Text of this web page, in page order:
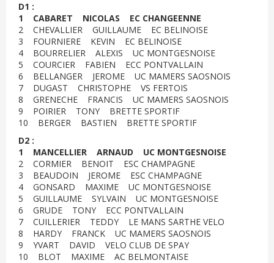
D1 :
1 CABARET NICOLAS EC CHANGEENNE
2 CHEVALLIER GUILLAUME EC BELINOISE
3 FOURNIERE KEVIN EC BELINOISE
4 BOURRELIER ALEXIS UC MONTGESNOISE
5 COURCIER FABIEN ECC PONTVALLAIN
6 BELLANGER JEROME UC MAMERS SAOSNOIS
7 DUGAST CHRISTOPHE VS FERTOIS
8 GRENECHE FRANCIS UC MAMERS SAOSNOIS
9 POIRIER TONY BRETTE SPORTIF
10 BERGER BASTIEN BRETTE SPORTIF
D2 :
1 MANCELLIER ARNAUD UC MONTGESNOISE
2 CORMIER BENOIT ESC CHAMPAGNE
3 BEAUDOIN JEROME ESC CHAMPAGNE
4 GONSARD MAXIME UC MONTGESNOISE
5 GUILLAUME SYLVAIN UC MONTGESNOISE
6 GRUDE TONY ECC PONTVALLAIN
7 CUILLERIER TEDDY LE MANS SARTHE VELO
8 HARDY FRANCK UC MAMERS SAOSNOIS
9 YVART DAVID VELO CLUB DE SPAY
10 BLOT MAXIME AC BELMONTAISE